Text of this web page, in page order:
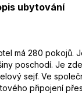
ubytování
má 280 pokojů.
poschodí. Je
sejf. Ve
připojení